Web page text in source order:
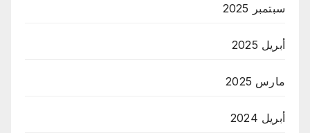
سبتمبر 2025
أبريل 2025
مارس 2025
أبريل 2024